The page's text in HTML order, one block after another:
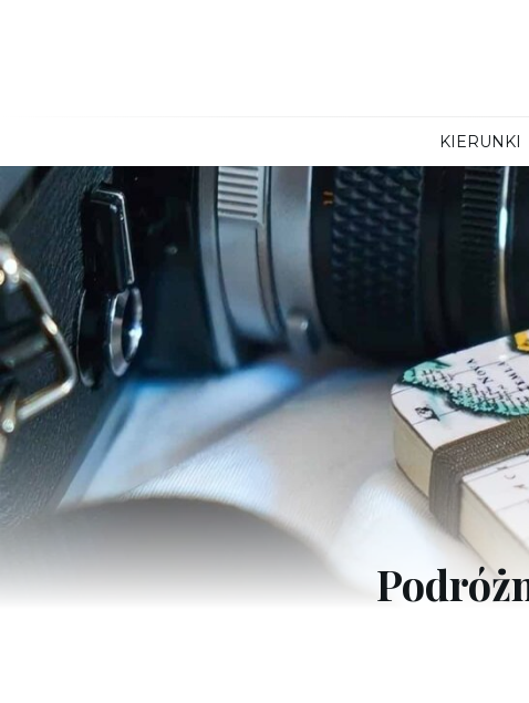
KIERUNKI
Egipt
Maroko
Senegal
Zanzibar
Argentyna
Bahamy
Dominikana
Jamajka
Kajmany
Kanada
Kolumbia
Kostaryka
Kuba
Meksyk
Panama
Urugwaj
USA